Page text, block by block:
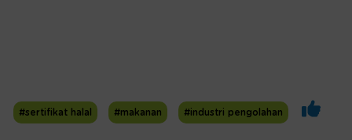
#sertifikat halal #makanan #industri pengolahan